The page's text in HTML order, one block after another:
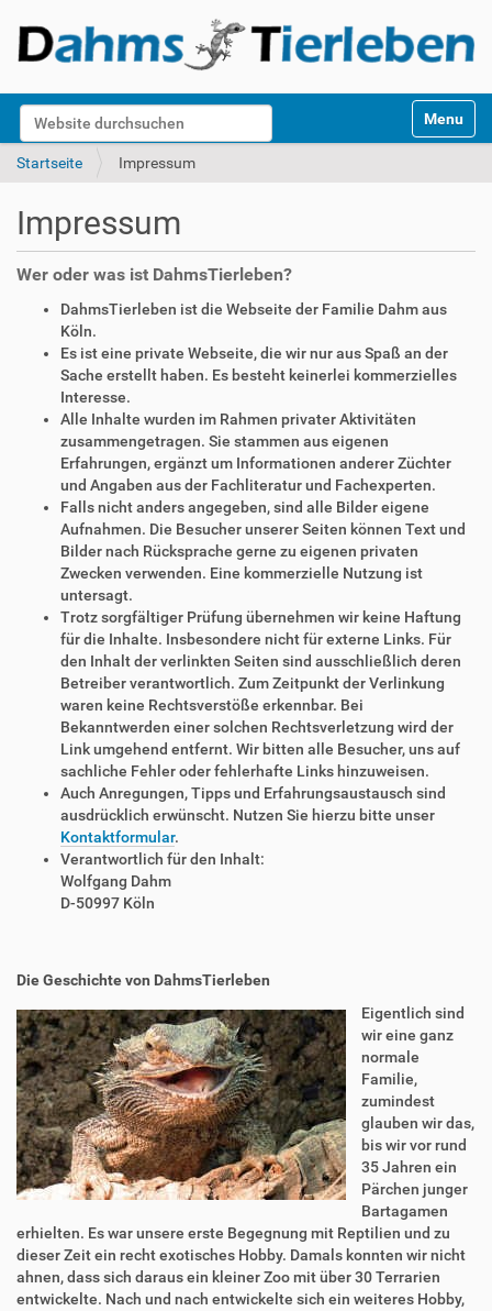
Website durchsuchen
k
Toggle
Startseite Impressum
Impressum
Wer oder was ist DahmsTierleben?
DahmsTierleben ist die Webseite der Familie Dahm aus
Köln.
Es ist eine private Webseite, die wir nur aus Spaß an der
Sache erstellt haben. Es besteht keinerlei kommerzielles
Interesse.
Alle Inhalte wurden im Rahmen privater Aktivitäten
zusammengetragen. Sie stammen aus eigenen
Erfahrungen, ergänzt um Informationen anderer Züchter
und Angaben aus der Fachliteratur und Fachexperten.
Falls nicht anders angegeben, sind alle Bilder eigene
Aufnahmen. Die Besucher unserer Seiten können Text und
Bilder nach Rücksprache gerne zu eigenen privaten
Zwecken verwenden. Eine kommerzielle Nutzung ist
untersagt.
Trotz sorgfältiger Prüfung übernehmen wir keine Haftung
für die Inhalte. Insbesondere nicht für externe Links. Für
den Inhalt der verlinkten Seiten sind ausschließlich deren
Betreiber verantwortlich. Zum Zeitpunkt der Verlinkung
waren keine Rechtsverstöße erkennbar. Bei
Bekanntwerden einer solchen Rechtsverletzung wird der
Link umgehend entfernt. Wir bitten alle Besucher, uns auf
sachliche Fehler oder fehlerhafte Links hinzuweisen.
Auch Anregungen, Tipps und Erfahrungsaustausch sind
ausdrücklich erwünscht. Nutzen Sie hierzu bitte unser
Kontaktformular.
Verantwortlich für den Inhalt:
Wolfgang Dahm
D-50997 Köln
Die Geschichte von DahmsTierleben
Eigentlich sind
wir eine ganz
normale
Familie,
zumindest
glauben wir das,
bis wir vor rund
35 Jahren ein
Pärchen junger
Bartagamen
erhielten. Es war unsere erste Begegnung mit Reptilien und zu
dieser Zeit ein recht exotisches Hobby. Damals konnten wir nicht
ahnen, dass sich daraus ein kleiner Zoo mit über 30 Terrarien
entwickelte. Nach und nach entwickelte sich ein weiteres Hobby,